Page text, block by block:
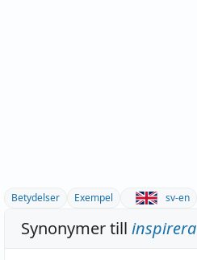
Betydelser Exempel sv-en
Synonymer till inspirera